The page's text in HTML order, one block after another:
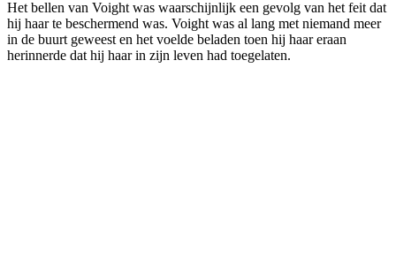
Het bellen van Voight was waarschijnlijk een gevolg van het feit dat
hij haar te beschermend was. Voight was al lang met niemand meer
in de buurt geweest en het voelde beladen toen hij haar eraan
herinnerde dat hij haar in zijn leven had toegelaten.